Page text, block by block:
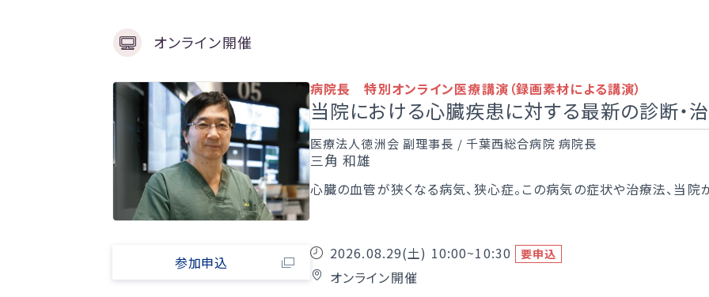
オンライン開催
病院長 特別オンライン医療講演（録画素材による講演）
当院における心臓疾患に対する最新の診断・
医療法人徳洲会 副理事長 / 千葉西総合病院 病院長
三角 和雄
心臓の血管が狭くなる病気、狭心症。この病気の症状や治療法、当
参加申込 2026.08.29(土) 10:00~10:30 要申込
オンライン開催